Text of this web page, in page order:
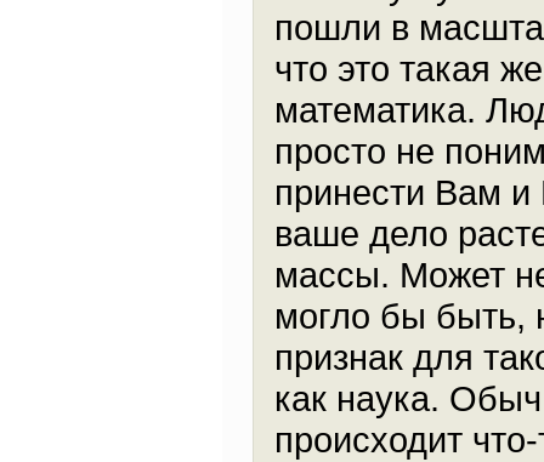
пошли в
что это такая
математика.
просто не
принести Вам
ваше дело
массы. Может
могло бы быть,
признак для
как наука.
происходит